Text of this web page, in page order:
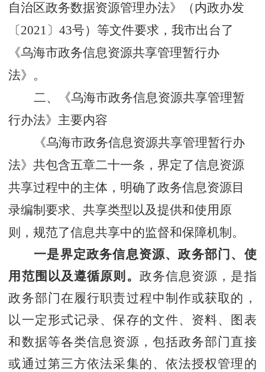
自治区政务数据资源管理办法》（内政办发
〔2021〕43号）等文件要求，我市出台了
《乌海市政务信息资源共享管理暂行办
法》。
二、《乌海市政务信息资源共享管理暂
行办法》主要内容
《乌海市政务信息资源共享管理暂行办
法》共包含五章二十一条，界定了信息资源
共享过程中的主体，明确了政务信息资源目
录编制要求、共享类型以及提供和使用原
则，规范了信息共享中的监督和保障机制。
一是界定政务信息资源、政务部门、使
用范围以及遵循原则。 政务信息资源，是指
政务部门在履行职责过程中制作或获取的，
以一定形式记录、保存的文件、资料、图表
和数据等各类信息资源，包括政务部门直接
或通过第三方依法采集的、依法授权管理的